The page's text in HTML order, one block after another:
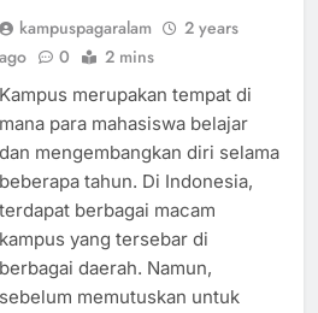
kampuspagaralam
2 years
ago
0 2 mins
Kampus merupakan tempat di
mana para mahasiswa belajar
dan mengembangkan diri selama
beberapa tahun. Di Indonesia,
terdapat berbagai macam
kampus yang tersebar di
berbagai daerah. Namun,
sebelum memutuskan untuk